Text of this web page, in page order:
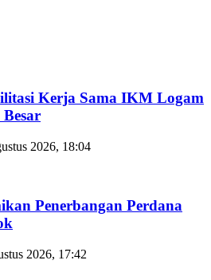
Kerja Sama IKM Logam
2026, 18:04
Penerbangan Perdana
2026, 17:42